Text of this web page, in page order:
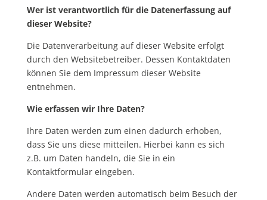
Wer ist verantwortlich für die Datenerfassung auf
dieser Website?
Die Datenverarbeitung auf dieser Website erfolgt
durch den Websitebetreiber. Dessen Kontaktdaten
können Sie dem Impressum dieser Website
entnehmen.
Wie erfassen wir Ihre Daten?
Ihre Daten werden zum einen dadurch erhoben,
dass Sie uns diese mitteilen. Hierbei kann es sich
z.B. um Daten handeln, die Sie in ein
Kontaktformular eingeben.
Andere Daten werden automatisch beim Besuch der